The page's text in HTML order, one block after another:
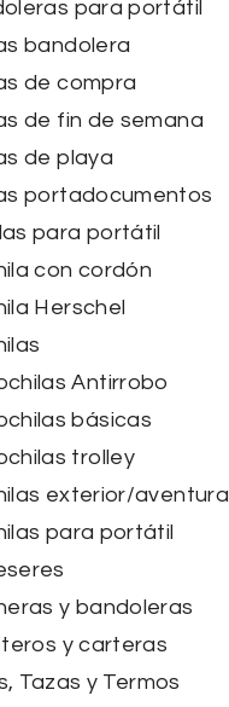
para portátil
bandolera
de compra
de fin de semana
de playa
portadocumentos
para portátil
con cordón
Herschel
Antirrobo
básicas
trolley
exterior/aventura
para portátil
y bandoleras
y carteras
Tazas y Termos